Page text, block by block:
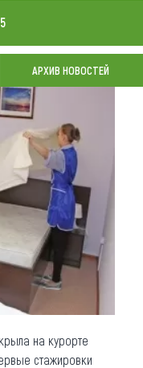
АРХИВ НОВОСТЕЙ
на курорте
стажировки